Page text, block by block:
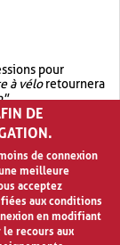
pour
à véloretournera
.
.garage OR vélo
à vélo
DE
de connexion
meilleure
acceptez
aux conditions
en modifiant
recours aux